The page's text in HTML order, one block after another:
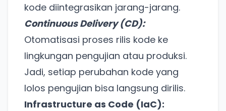
kode diintegrasikan jarang-jarang.
Continuous Delivery (CD):
Otomatisasi proses rilis kode ke
lingkungan pengujian atau produksi.
Jadi, setiap perubahan kode yang
lolos pengujian bisa langsung dirilis.
Infrastructure as Code (IaC):